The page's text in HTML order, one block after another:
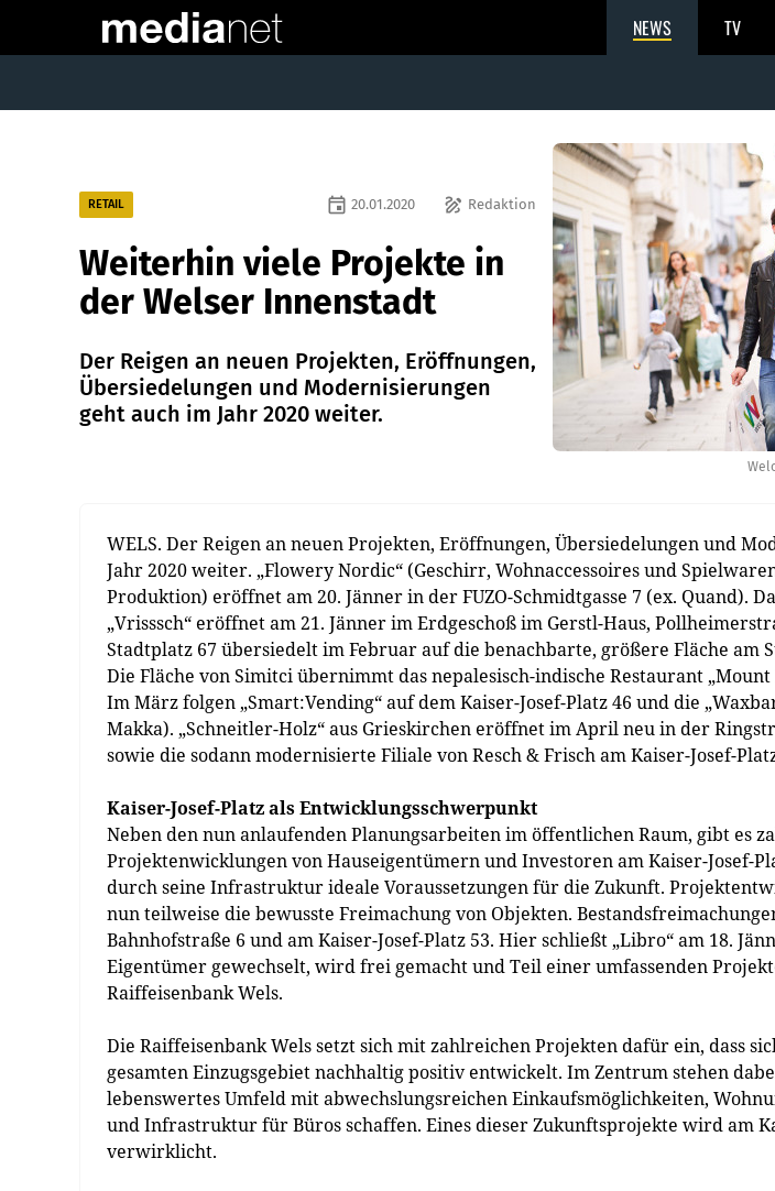
NEWS TV
RETAIL draw Redaktion
event 20.01.2020
Weiterhin viele Projekte in
der Welser Innenstadt
Der Reigen an neuen Projekten, Eröffnungen,
Übersiedelungen und Modernisierungen
geht auch im Jahr 2020 weiter.
WELS. Der Reigen an neuen Projekten, Eröffnungen, Übersiedelungen und
Jahr 2020 weiter. „Flowery Nordic“ (Geschirr, Wohnaccessoires und
Produktion) eröffnet am 20. Jänner in der FUZO-Schmidtgasse 7 (ex. Quand).
„Vrisssch“ eröffnet am 21. Jänner im Erdgeschoß im Gerstl-Haus,
Stadtplatz 67 übersiedelt im Februar auf die benachbarte, größere Fläche am
Die Fläche von Simitci übernimmt das nepalesisch-indische Restaurant
Im März folgen „Smart:Vending“ auf dem Kaiser-Josef-Platz 46 und die
Makka). „Schneitler-Holz“ aus Grieskirchen eröffnet im April neu in der
sowie die sodann modernisierte Filiale von Resch & Frisch am Kaiser-Josef-
Kaiser-Josef-Platz als Entwicklungsschwerpunkt
Neben den nun anlaufenden Planungsarbeiten im öffentlichen Raum, gibt es
Projektenwicklungen von Hauseigentümern und Investoren am Kaiser-Josef-
durch seine Infrastruktur ideale Voraussetzungen für die Zukunft.
nun teilweise die bewusste Freimachung von Objekten.
Bahnhofstraße 6 und am Kaiser-Josef-Platz 53. Hier schließt „Libro“ am 18.
Eigentümer gewechselt, wird frei gemacht und Teil einer umfassenden
Raiffeisenbank Wels.
Die Raiffeisenbank Wels setzt sich mit zahlreichen Projekten dafür ein, dass
gesamten Einzugsgebiet nachhaltig positiv entwickelt. Im Zentrum stehen
lebenswertes Umfeld mit abwechslungsreichen Einkaufsmöglichkeiten,
und Infrastruktur für Büros schaffen. Eines dieser Zukunftsprojekte wird am
verwirklicht.